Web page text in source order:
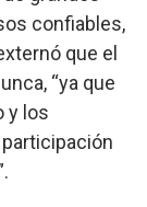
confiables,
que el
“ya que
y los